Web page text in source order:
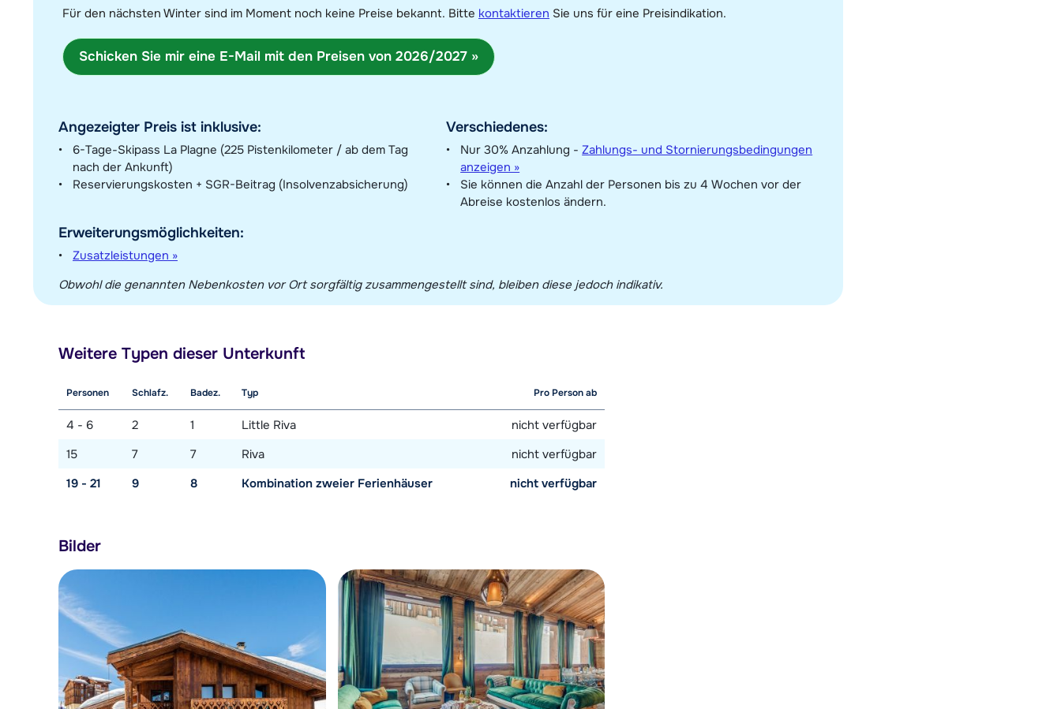
Für den nächsten Winter sind im Moment noch keine Preise bekannt. Bitte kontaktieren Sie uns für eine Preisindikation.
Schicken Sie mir eine E-Mail mit den Preisen von 2026/2027 »
Angezeigter Preis ist inklusive:
6-Tage-Skipass La Plagne (225 Pistenkilometer / ab dem Tag
nach der Ankunft)
Reservierungskosten + SGR-Beitrag (Insolvenzabsicherung)
Erweiterungsmöglichkeiten:
Zusatzleistungen »
Verschiedenes:
Nur 30% Anzahlung -Zahlungs- und Stornierungsbedingungen
anzeigen »
Sie können die Anzahl der Personen bis zu 4 Wochen vor der
Abreise kostenlos ändern.
Obwohl die genannten Nebenkosten vor Ort sorgfältig zusammengestellt sind, bleiben diese jedoch indikativ.
Weitere Typen dieser Unterkunft
Personen Schlafz. Badez. Typ Pro Person ab
4 - 6 2 1 Little Riva
nicht verfügbar
15
7 7 Riva
nicht verfügbar
19 - 21
9 8 Kombination zweier Ferienhäuser nicht verfügbar
Bilder